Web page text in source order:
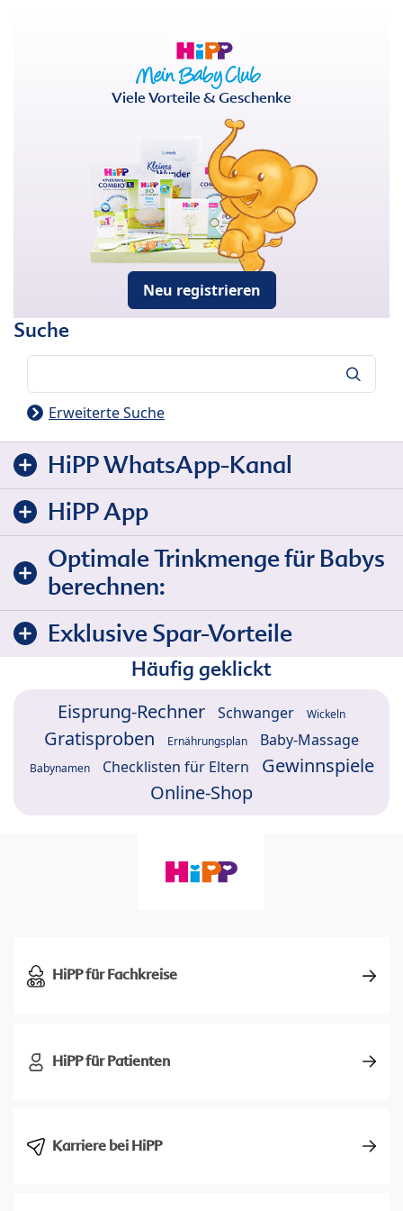
Viele Vorteile & Geschenke
Neu registrieren
Suche
Erweiterte Suche
HiPP WhatsApp-Kanal
HiPP App
Optimale Trinkmenge für Babys
berechnen:
Exklusive Spar-Vorteile
Häufig geklickt
Eisprung-Rechner Schwanger Wickeln
Gratisproben Ernährungsplan Baby-Massage
Babynamen Checklisten für Eltern
Gewinnspiele
Online-Shop
HiPP für Fachkreise
HiPP für Patienten
Karriere bei HiPP